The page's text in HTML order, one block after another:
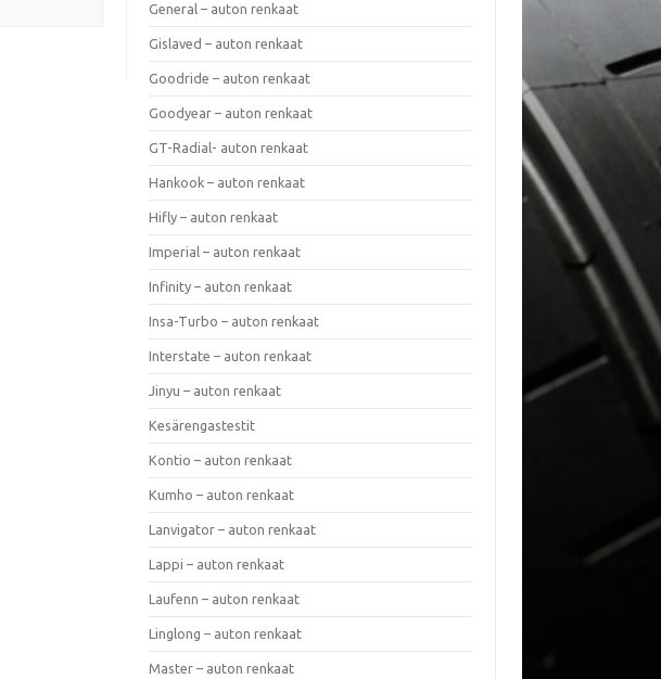
General – auton renkaat
Gislaved – auton renkaat
Goodride – auton renkaat
Goodyear – auton renkaat
GT-Radial- auton renkaat
Hankook – auton renkaat
Hifly – auton renkaat
Imperial – auton renkaat
Infinity – auton renkaat
Insa-Turbo – auton renkaat
Interstate – auton renkaat
Jinyu – auton renkaat
Kesärengastestit
Kontio – auton renkaat
Kumho – auton renkaat
Lanvigator – auton renkaat
Lappi – auton renkaat
Laufenn – auton renkaat
Linglong – auton renkaat
Master – auton renkaat